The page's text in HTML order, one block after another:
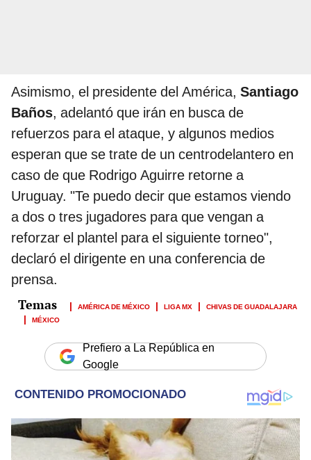
Asimismo, el presidente del América, Santiago
Baños, adelantó que irán en busca de
refuerzos para el ataque, y algunos medios
esperan que se trate de un centrodelantero en
caso de que Rodrigo Aguirre retorne a
Uruguay. "Te puedo decir que estamos viendo
a dos o tres jugadores para que vengan a
reforzar el plantel para el siguiente torneo",
declaró el dirigente en una conferencia de
prensa.
AMÉRICA DE MÉXICO LIGA MX
CHIVAS DE GUADALAJARA
MÉXICO
Prefiero a La República en
Google